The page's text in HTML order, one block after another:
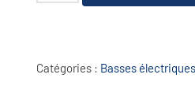
de
Vintage
Catégories : Basses électriques